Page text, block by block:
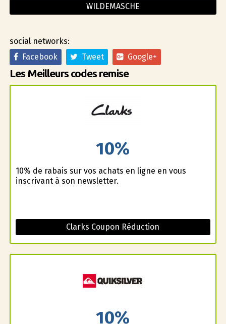
WILDEMASCHE
social networks:
Facebook
Tweet Google+
Les Meilleurs codes remise
10%
10% de rabais sur vos achats en ligne en vous
inscrivant à son newsletter.
Clarks Coupon Réduction
10%